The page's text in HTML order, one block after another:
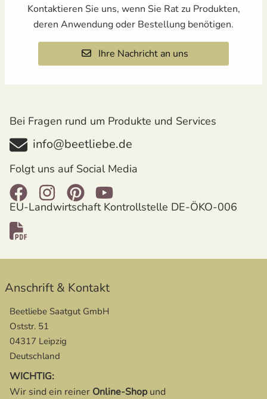
Kontaktieren Sie uns, wenn Sie Rat zu Produkten,
deren Anwendung oder Bestellung benötigen.
Ihre Nachricht an uns
Bei Fragen rund um Produkte und Services
info@beetliebe.de
Folgt uns auf Social Media
EU-Landwirtschaft Kontrollstelle DE-ÖKO-006
Anschrift & Kontakt
Beetliebe Saatgut GmbH
Oststr. 51
04317 Leipzig
Deutschland
WICHTIG:
Wir sind ein reiner Online-Shopund